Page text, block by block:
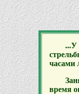
...У
часами
время